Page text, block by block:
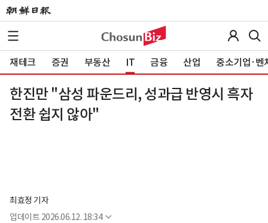
재테크 증권 부동산 IT 금융 산업 중소기업·벤
한진만 "삼성 파운드리, 성과급 반영시 흑자
전환 쉽지 않아"
최효정 기자
업데이트 2026.06.12. 18:34